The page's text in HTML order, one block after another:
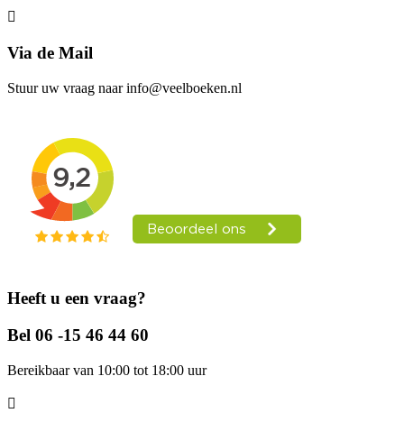
Via de Mail
Stuur uw vraag naar info@veelboeken.nl
Heeft u een vraag?
Bel 06 -15 46 44 60
Bereikbaar van 10:00 tot 18:00 uur